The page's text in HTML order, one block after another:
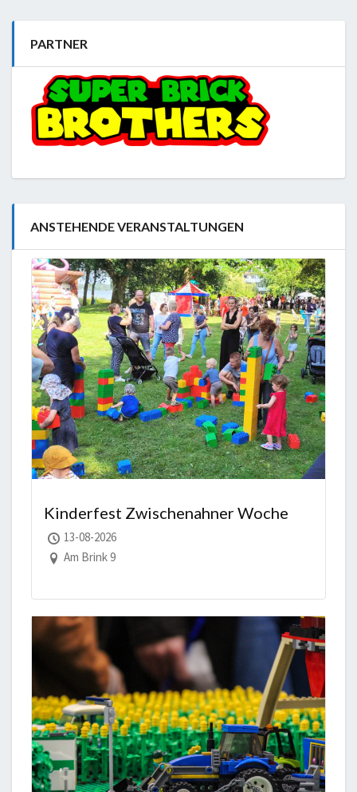
PARTNER
ANSTEHENDE VERANSTALTUNGEN
Kinderfest Zwischenahner Woche
13-08-2026
Am Brink 9